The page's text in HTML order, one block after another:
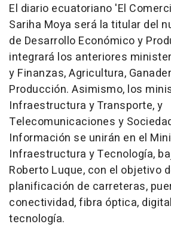
El diario ecuatoriano 'El
Sariha Moya será la titular del
de Desarrollo Económico y
integrará los anteriores
y Finanzas, Agricultura,
Producción. Asimismo, los
Infraestructura y Transporte, y
Telecomunicaciones y
Información se unirán en el
Infraestructura y Tecnología,
Roberto Luque, con el objetivo
planificación de carreteras,
conectividad, fibra óptica,
tecnología.